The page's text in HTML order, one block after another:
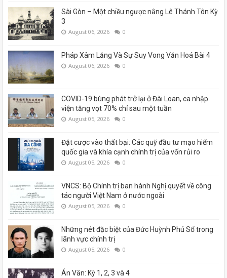
Sài Gòn – Một chiều ngược nắng Lê Thánh Tôn Kỳ
3
August 06, 2026 0
Pháp Xâm Lăng Và Sự Suy Vong Văn Hoá Bài 4
August 06, 2026 0
COVID-19 bùng phát trở lại ở Đài Loan, ca nhập
viện tăng vọt 70% chỉ sau một tuần
August 05, 2026 0
Đặt cược vào thất bại: Các quỹ đầu tư mạo hiểm
quốc gia và khía cạnh chính trị của vốn rủi ro
August 05, 2026 0
VNCS: Bộ Chính trị ban hành Nghị quyết về công
tác người Việt Nam ở nước ngoài
August 05, 2026 0
Những nét đặc biệt của Đức Huỳnh Phú Sổ trong
lãnh vực chính trị
August 05, 2026 0
Án Văn: Kỳ 1, 2, 3 và 4